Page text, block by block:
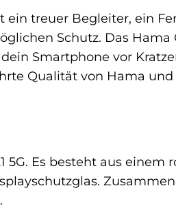
ein treuer Begleiter, ein
Schutz. Das Hama
Smartphone vor
Qualität von Hama
5G. Es besteht aus einem